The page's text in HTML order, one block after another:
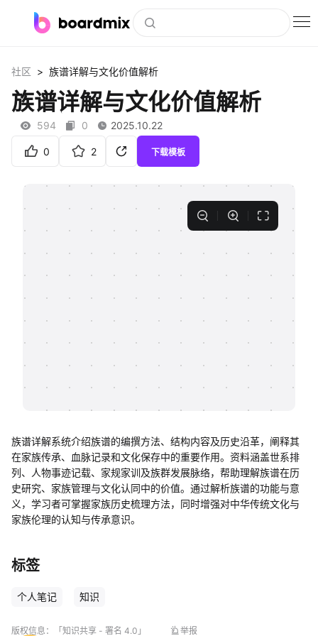
社区资源
下载
帮助中心
社区 > 族谱详解与文化价值解析
族谱详解与文化价值解析
594 0 2025.10.22
0 2 下载模板
族谱详解系统介绍族谱的编撰方法、结构内容及历史沿革，阐释其
在家族传承、血脉记录和文化保存中的重要作用。资料涵盖世系排
列、人物事迹记载、家规家训及族群发展脉络，帮助理解族谱在历
史研究、家族管理与文化认同中的价值。通过解析族谱的功能与意
义，学习者可掌握家族历史梳理方法，同时增强对中华传统文化与
家族伦理的认知与传承意识。
标签
个人笔记 知识
版权信息： 「知识共享 - 署名 4.0」 举报